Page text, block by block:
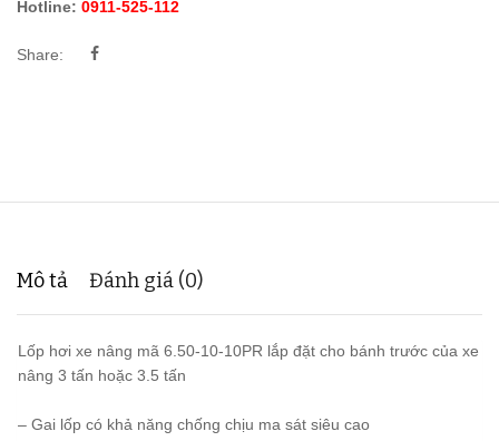
Hotline: 0911-525-112
Share:
Mô tả Đánh giá (0)
Lốp hơi xe nâng mã 6.50-10-10PR lắp đặt cho bánh trước của xe
nâng 3 tấn hoặc 3.5 tấn
– Gai lốp có khả năng chống chịu ma sát siêu cao